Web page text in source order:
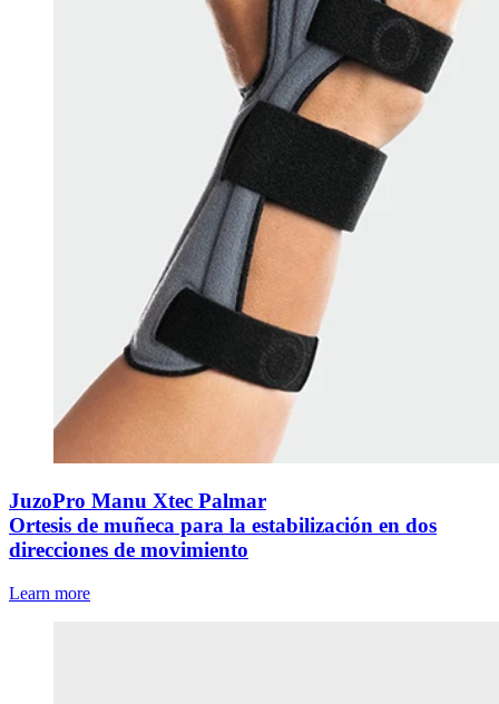
JuzoPro Manu Xtec Palmar
Ortesis de muñeca para la estabilización en dos
direcciones de movimiento
Learn more